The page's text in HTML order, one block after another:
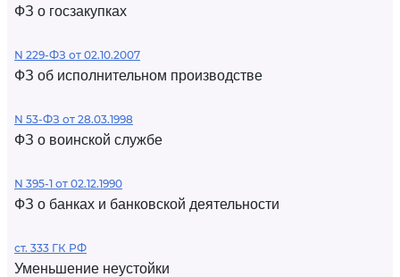
ФЗ о госзакупках
N 229-ФЗ от 02.10.2007
ФЗ об исполнительном производстве
N 53-ФЗ от 28.03.1998
ФЗ о воинской службе
N 395-1 от 02.12.1990
ФЗ о банках и банковской деятельности
ст. 333 ГК РФ
Уменьшение неустойки